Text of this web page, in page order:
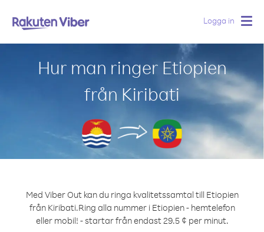
Logga in
Hur man ringer Etiopien
från Kiribati
Med Viber Out kan du ringa kvalitetssamtal till Etiopien
från Kiribati.Ring alla nummer i Etiopien - hemtelefon
eller mobil! - startar från endast 29.5 ¢ per minut.